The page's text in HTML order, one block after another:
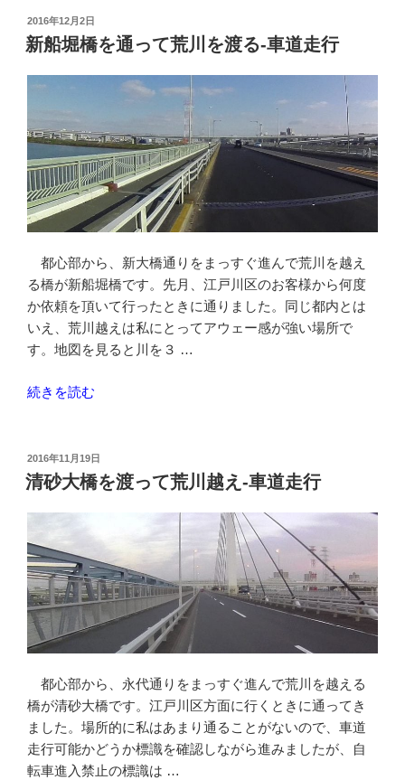
号
水
街
四
ツ
木
橋
を
自
車
で
車
道
行
に
は”
の
投
稿
日:
2016年12月2日
新船堀橋を通って荒川を渡る-車道走行
都心部から、新大橋通りをまっすぐ進んで荒川を越え
る橋が新船堀橋です。先月、江戸川区のお客様から何度
か依頼を頂いて行ったときに通りました。同じ都内とは
いえ、荒川越えは私にとってアウェー感が強い場所で
す。地図を見ると川を３ …
“新
橋
を
て
荒
川
を
渡
る-
走
行”
の
続きを読む
投
稿
日:
2016年11月19日
清砂大橋を渡って荒川越え-車道走行
都心部から、永代通りをまっすぐ進んで荒川を越える
橋が清砂大橋です。江戸川区方面に行くときに通ってき
ました。場所的に私はあまり通ることがないので、車道
走行可能かどうか標識を確認しながら進みましたが、自
転車進入禁止の標識は …